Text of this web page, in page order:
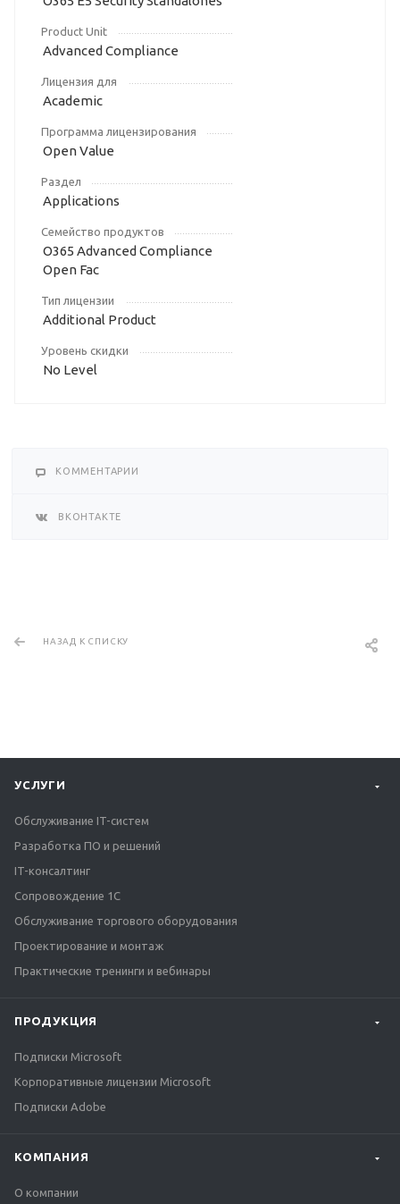
Product Unit
Advanced Compliance
Лицензия для
Academic
Программа лицензирования
Open Value
Раздел
Applications
Семейство продуктов
O365 Advanced Compliance
Open Fac
Тип лицензии
Additional Product
Уровень скидки
No Level
КОММЕНТАРИИ
ВКОНТАКТЕ
НАЗАД К СПИСКУ
УСЛУГИ
Обслуживание IT-систем
Разработка ПО и решений
IT-консалтинг
Сопровождение 1С
Обслуживание торгового оборудования
Проектирование и монтаж
Практические тренинги и вебинары
ПРОДУКЦИЯ
Подписки Microsoft
Корпоративные лицензии Microsoft
Подписки Adobe
КОМПАНИЯ
О компании